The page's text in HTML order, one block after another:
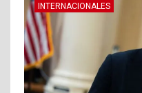
INTERNACIONALES